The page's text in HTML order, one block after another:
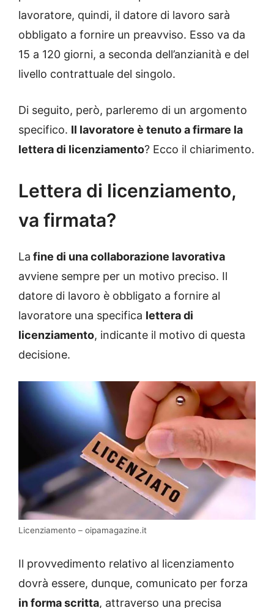
lavoratore, quindi, il datore di lavoro sarà
obbligato a fornire un preavviso. Esso va da
15 a 120 giorni, a seconda dell’anzianità e del
livello contrattuale del singolo.
Di seguito, però, parleremo di un argomento
specifico. Il lavoratore è tenuto a firmare la
lettera di licenziamento? Ecco il chiarimento.
Lettera di licenziamento,
va firmata?
La fine di una collaborazione lavorativa
avviene sempre per un motivo preciso. Il
datore di lavoro è obbligato a fornire al
lavoratore una specifica lettera di
licenziamento, indicante il motivo di questa
decisione.
Licenziamento – oipamagazine.it
Il provvedimento relativo al licenziamento
dovrà essere, dunque, comunicato per forza
in forma scritta, attraverso una precisa